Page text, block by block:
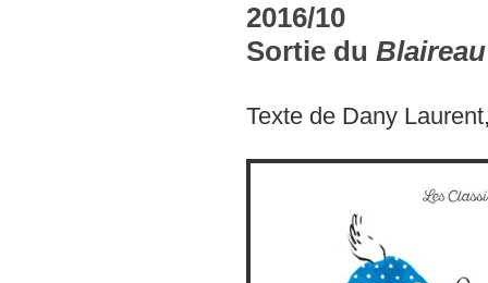
2016/10
Sortie du
Texte de Dany